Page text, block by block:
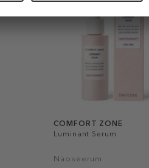
COMFORT ZONE
Luminant Serum
Näoseerum